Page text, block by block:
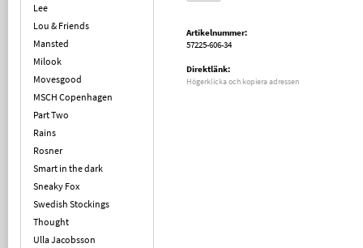
Lee
Lou & Friends
Mansted
Milook
Movesgood
MSCH Copenhagen
Part Two
Rains
Rosner
Smart in the dark
Sneaky Fox
Swedish Stockings
Thought
Ulla Jacobsson
Artikelnummer:
57225-606-34
Direktlänk:
Högerklicka och kopiera adressen